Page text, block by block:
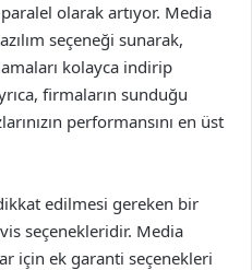
olarak artıyor. Media
seçeneği sunarak,
kolayca indirip
firmaların sunduğu
performansını en üst
edilmesi gereken bir
seçenekleridir. Media
için ek garanti seçenekleri